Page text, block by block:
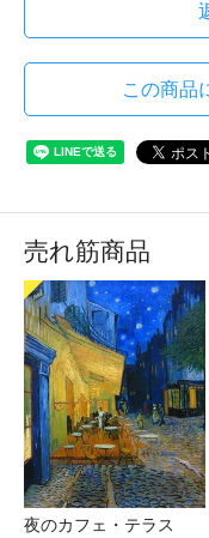
この商品
売れ筋商品
夜のカフェ・テラス